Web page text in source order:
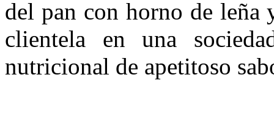
del pan con horno de leña
clientela en una
nutricional de apetitoso